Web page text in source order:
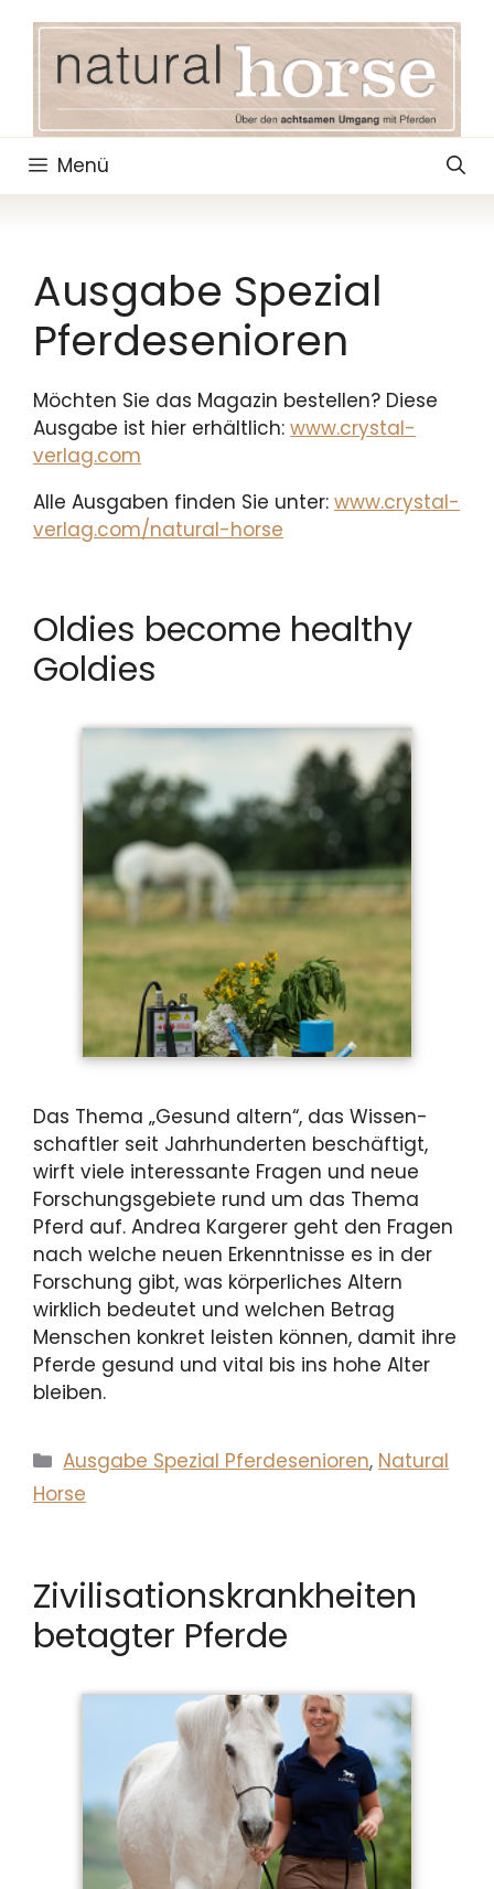
springen
Menü
Ausgabe Spezial
Pferdesenioren
Möchten Sie das Magazin bestellen? Diese
Ausgabe ist hier erhältlich: www.crystal-
verlag.com
Alle Ausgaben finden Sie unter: www.crystal-
verlag.com/natural-horse
Oldies become healthy
Goldies
Das Thema „Gesund altern“, das Wissen­
schaftler seit Jahrhunderten beschäftigt,
wirft viele interessante Fragen und neue
Forschungsgebie­te rund um das Thema
Pferd auf. Andrea Kargerer geht den Fragen
nach welche neuen Erkenntnisse es in der
Forschung gibt, was körperliches Altern
wirklich bedeutet und welchen Betrag
Menschen konkret leisten können, damit ihre
Pferde gesund und vital bis ins hohe Alter
bleiben.
Kategorien
Ausgabe Spezial Pferdesenioren, Natural
Horse
Zivilisationskrankheiten
betagter Pferde